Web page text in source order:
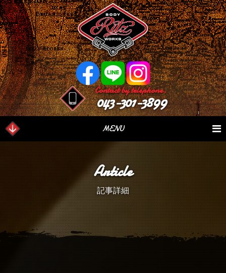
Contact by telephone.
043-301-3899
MENU
Our Serivce
業務内容 Stock List
在庫車情報
Parts Sales
パーツ情報 Case Study
作業日誌
Blog
つぶやき Factory
会社概要
Article
記事詳細